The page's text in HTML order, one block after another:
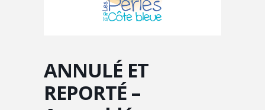
ANNULÉ ET
REPORTÉ –